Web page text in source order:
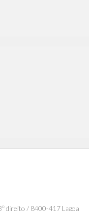
direito / 8400-417 Lagoa